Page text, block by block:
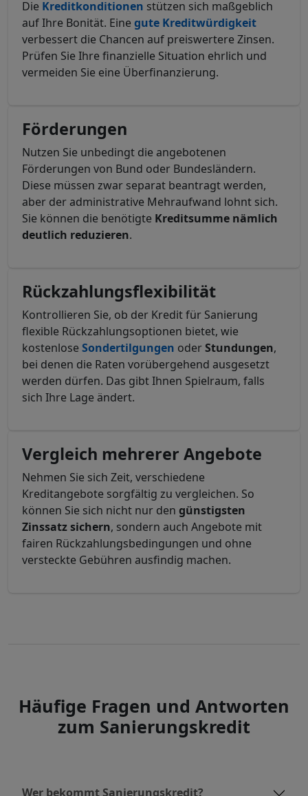
Die Kreditkonditionen stützen sich maßgeblich
auf Ihre Bonität. Eine gute Kreditwürdigkeit
verbessert die Chancen auf preiswertere Zinsen.
Prüfen Sie Ihre finanzielle Situation ehrlich und
vermeiden Sie eine Überfinanzierung.
Förderungen
Nutzen Sie unbedingt die angebotenen
Förderungen von Bund oder Bundesländern.
Diese müssen zwar separat beantragt werden,
aber der administrative Mehraufwand lohnt sich.
Sie können die benötigte Kreditsumme nämlich
deutlich reduzieren.
Rückzahlungsflexibilität
Kontrollieren Sie, ob der Kredit für Sanierung
flexible Rückzahlungsoptionen bietet, wie
kostenlose Sondertilgungen oderStundungen,
bei denen die Raten vorübergehend ausgesetzt
werden dürfen. Das gibt Ihnen Spielraum, falls
sich Ihre Lage ändert.
Vergleich mehrerer Angebote
Nehmen Sie sich Zeit, verschiedene
Kreditangebote sorgfältig zu vergleichen. So
können Sie sich nicht nur den günstigsten
Zinssatz sichern, sondern auch Angebote mit
fairen Rückzahlungsbedingungen und ohne
versteckte Gebühren ausfindig machen.
Häufige Fragen und Antworten
zum Sanierungskredit
Wer bekommt Sanierungskredit?